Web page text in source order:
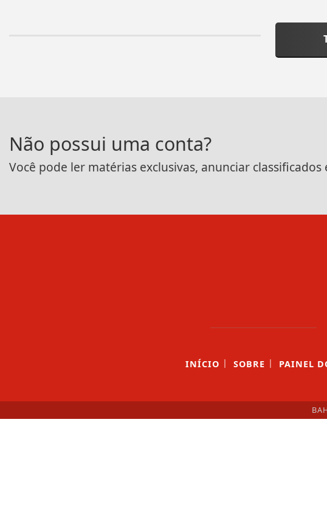
Não possui uma conta?
Você pode ler matérias exclusivas, anunciar classificados
INÍCIO | SOBRE | PAINEL